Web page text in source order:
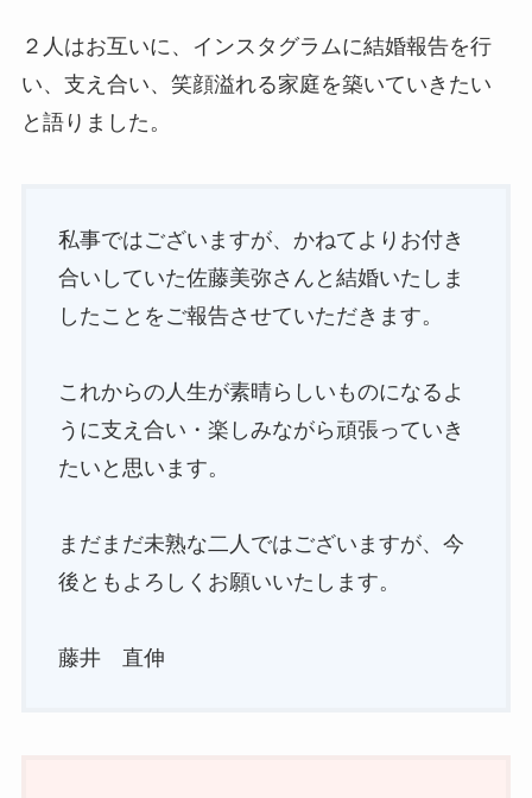
２人はお互いに、インスタグラムに結婚報告を行
い、支え合い、笑顔溢れる家庭を築いていきたい
と語りました。
私事ではございますが、かねてよりお付き
合いしていた佐藤美弥さんと結婚いたしま
したことをご報告させていただきます。
これからの人生が素晴らしいものになるよ
うに支え合い・楽しみながら頑張っていき
たいと思います。
まだまだ未熟な二人ではございますが、今
後ともよろしくお願いいたします。
藤井 直伸